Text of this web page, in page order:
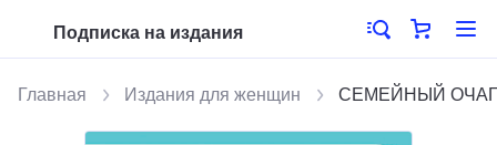
Подписка на издания
Главная Издания для женщин СЕМЕЙНЫЙ ОЧАГ.